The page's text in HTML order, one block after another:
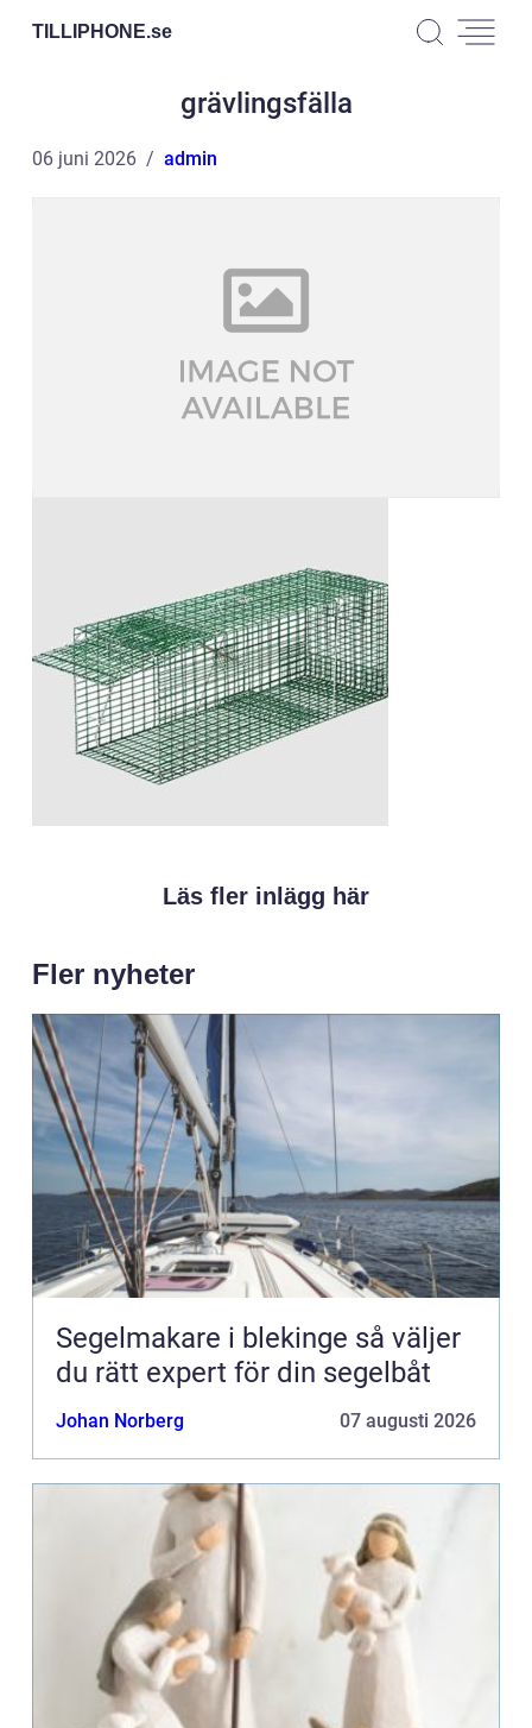
TILLIPHONE.se
grävlingsfälla
06 juni 2026 admin
Läs fler inlägg här
Fler nyheter
Segelmakare i blekinge så väljer
du rätt expert för din segelbåt
Johan Norberg 07 augusti 2026